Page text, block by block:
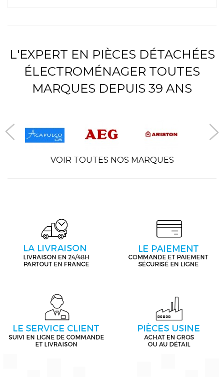
L'EXPERT EN PIÈCES DÉTACHÉES
ÉLECTROMÉNAGER TOUTES
MARQUES DEPUIS 39 ANS
VOIR TOUTES NOS MARQUES